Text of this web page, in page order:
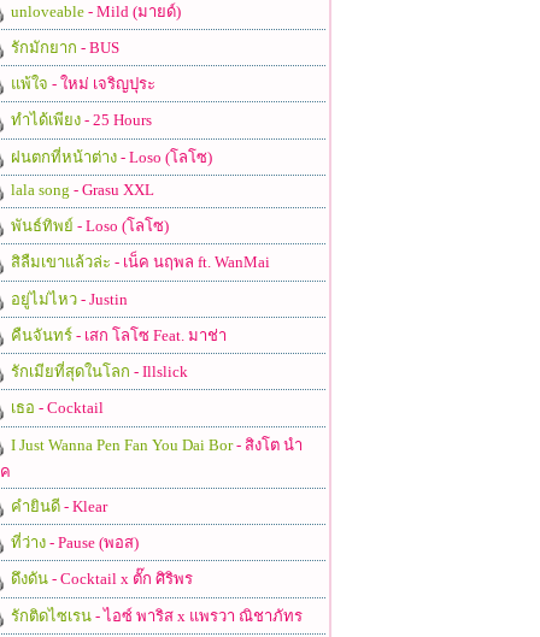
unloveable- Mild (มายด์)
รักมักยาก - BUS
แพ้ใจ - ใหม่ เจริญปุระ
ทำได้เพียง- 25 Hours
ฝนตกที่หน้าต่าง- Loso (โลโซ)
lala song - Grasu XXL
พันธ์ทิพย์ - Loso (โลโซ)
สิลืมเขาแล้วล่ะ - เน็ค นฤพล ft. WanMai
อยู่ไม่ไหว- Justin
คืนจันทร์- เสก โลโซ Feat. มาช่า
รักเมียที่สุดในโลก - Illslick
เธอ - Cocktail
I Just Wanna Pen Fan You Dai Bor- สิงโต นำ
คำยินดี- Klear
ที่ว่าง- Pause (พอส)
ดึงดัน- Cocktail x ตั๊ก ศิริพร
รักติดไซเรน- ไอซ์ พาริส x แพรวา ณิชาภัทร